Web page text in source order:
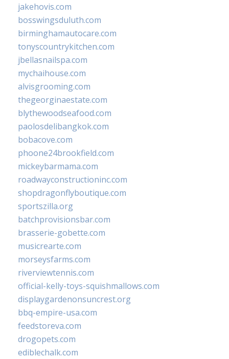
jakehovis.com
bosswingsduluth.com
birminghamautocare.com
tonyscountrykitchen.com
jbellasnailspa.com
mychaihouse.com
alvisgrooming.com
thegeorginaestate.com
blythewoodseafood.com
paolosdelibangkok.com
bobacove.com
phoone24brookfield.com
mickeybarmama.com
roadwayconstructioninc.com
shopdragonflyboutique.com
sportszilla.org
batchprovisionsbar.com
brasserie-gobette.com
musicrearte.com
morseysfarms.com
riverviewtennis.com
official-kelly-toys-squishmallows.com
displaygardenonsuncrest.org
bbq-empire-usa.com
feedstoreva.com
drogopets.com
ediblechalk.com